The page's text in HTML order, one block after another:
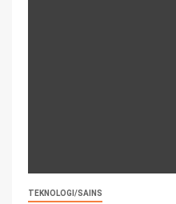
TEKNOLOGI/SAINS